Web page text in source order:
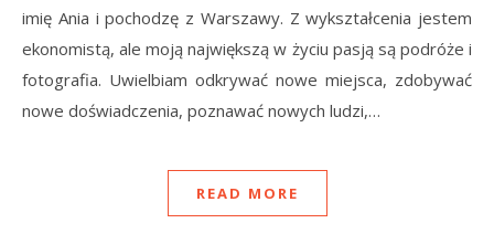
imię Ania i pochodzę z Warszawy. Z wykształcenia jestem
ekonomistą, ale moją największą w życiu pasją są podróże i
fotografia. Uwielbiam odkrywać nowe miejsca, zdobywać
nowe doświadczenia, poznawać nowych ludzi,…
READ MORE